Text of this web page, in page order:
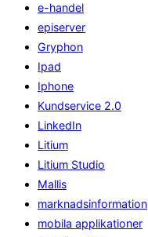
e-handel
episerver
Gryphon
Ipad
Iphone
Kundservice 2.0
LinkedIn
Litium
Litium Studio
Mallis
marknadsinformation
mobila applikationer